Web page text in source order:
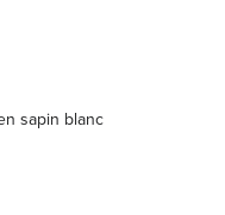
sapin blanc